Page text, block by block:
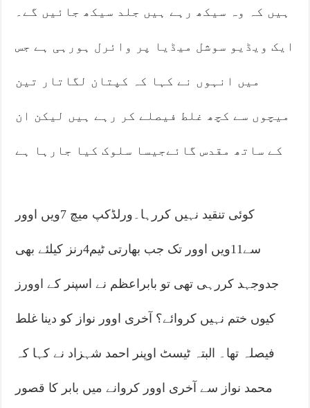
ہیں کہ وہ سیکھ رہے ہیں جلد سیکھ جائیں گے۔
ایک ویڈیو سوشل میڈیا پر وائرل ہورہی ہے جس
میں انہوں نے کہا کہ کپتان لگاتار تین
میچوں سے کچھ غلط فیصلے کر رہے ہیں لیکن ان
کے ساتھ مقدس گائےجیسا سلوک کیا جارہا ہے
کوئی تنقید نہیں کررہا۔ورلڈکپ میچ 7ویں اوور
سے11ویں اوور تک جب بھارتی ٹیم4رنز کیلئے بھی
جدوجہد کررہی تھی تو بابراعظم نے اسپنر کے اوورز
کیوں ختم نہیں کروائے؟ آخری اوور نواز کو دینا غلط
فیصلہ تھا۔ البتہ ٹیسٹ اوپنر احمد شہزاد نے کہا کہ
محمد نواز سے آخری اوور کروانے میں بابر کا قصور